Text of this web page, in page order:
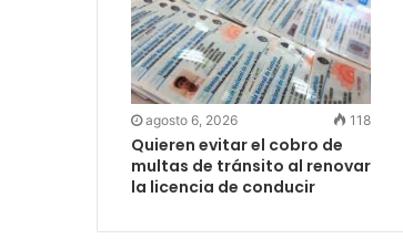
agosto 6, 2026 118
Quieren evitar el cobro de
multas de tránsito al renovar
la licencia de conducir